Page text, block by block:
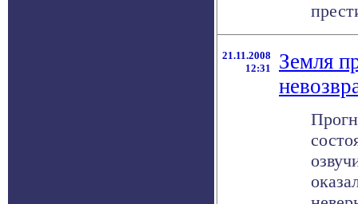
21.11.2008
12:31
Земля